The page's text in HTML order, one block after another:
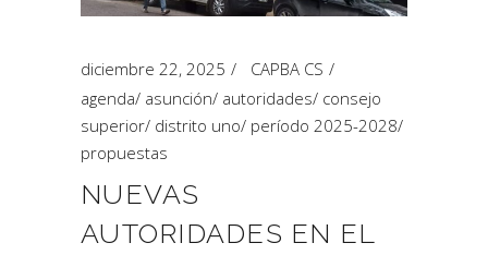
diciembre 22, 2025
CAPBA CS
agenda/ asunción/ autoridades/ consejo
superior/ distrito uno/ período 2025-2028/
propuestas
NUEVAS
AUTORIDADES EN EL